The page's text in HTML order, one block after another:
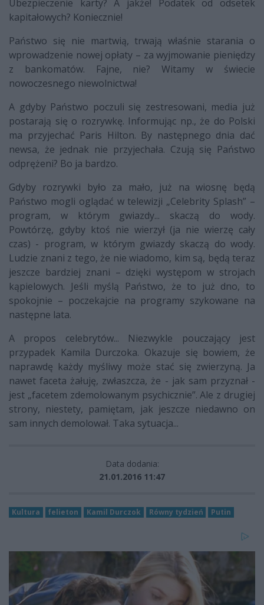
Ubezpieczenie karty? A jakże! Podatek od odsetek
kapitałowych? Koniecznie!
Państwo się nie martwią, trwają właśnie starania o
wprowadzenie nowej opłaty – za wyjmowanie pieniędzy
z bankomatów. Fajne, nie? Witamy w świecie
nowoczesnego niewolnictwa!
A gdyby Państwo poczuli się zestresowani, media już
postarają się o rozrywkę. Informując np., że do Polski
ma przyjechać Paris Hilton. By następnego dnia dać
newsa, że jednak nie przyjechała. Czują się Państwo
odprężeni? Bo ja bardzo.
Gdyby rozrywki było za mało, już na wiosnę będą
Państwo mogli oglądać w telewizji „Celebrity Splash” –
program, w którym gwiazdy... skaczą do wody.
Powtórzę, gdyby ktoś nie wierzył (ja nie wierzę cały
czas) - program, w którym gwiazdy skaczą do wody.
Ludzie znani z tego, że nie wiadomo, kim są, będą teraz
jeszcze bardziej znani – dzięki występom w strojach
kąpielowych. Jeśli myślą Państwo, że to już dno, to
spokojnie – poczekajcie na programy szykowane na
następne lata.
A propos celebrytów... Niezwykle pouczający jest
przypadek Kamila Durczoka. Okazuje się bowiem, że
naprawdę każdy myśliwy może stać się zwierzyną. Ja
nawet faceta żałuję, zwłaszcza, że - jak sam przyznał -
jest „facetem zdemolowanym psychicznie”. Ale z drugiej
strony, niestety, pamiętam, jak jeszcze niedawno on
sam innych demolował. Taka sytuacja...
Data dodania:
21.01.2016 11:47
Kultura felieton Kamil Durczok Równy tydzień Putin